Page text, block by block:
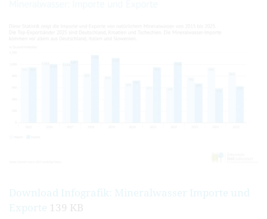
Download Infografik: Mineralwasser Importe und
Exporte 139 KB